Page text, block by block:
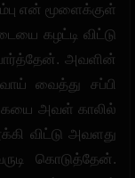
என் மூளைக்குள்
கழட்டி விட்டு
அவளின்
வைத்து சப்பி
அவள் காலில்
விட்டு அவளது
கொடுத்தேன்.